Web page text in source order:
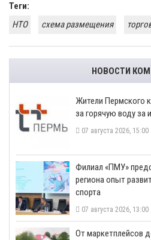
Теги:
НТО
схема размещения
НОВОСТИ
​Жители Пермского
за горячую воду за
07 августа 2026, 15:00
​Филиал «ПМУ»
региона опыт
спорта
07 августа 2026, 13:00
От маркетплейсов